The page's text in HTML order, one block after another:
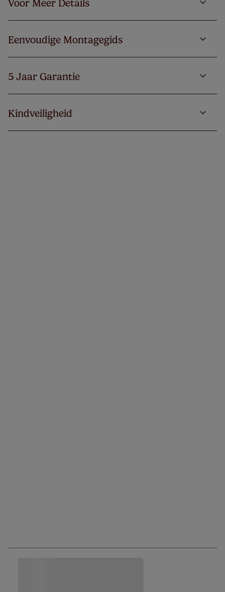
Voor Meer Details
Eenvoudige Montagegids
5 Jaar Garantie
Kindveiligheid